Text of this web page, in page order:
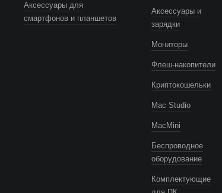
Аксессуары для
смартфонов и планшетов
Аксессуары и
зарядки
Мониторы
Флеш-накопители
Криптокошельки
Mac Studio
MacMini
Беспроводное
оборудование
Комплектующие